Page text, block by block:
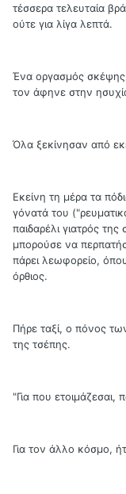
τέσσερα τελευταία
ούτε για λίγα λεπτά.
Ένα οργασμός
τον άφηνε στην
Όλα ξεκίνησαν από
Εκείνη τη μέρα τα
γόνατά του
παιδαρέλι γιατρός
μπορούσε να
πάρει λεωφορείο,
όρθιος.
Πήρε ταξί, ο πόνος
της τσέπης.
"Για που
Για τον άλλο κόσμο,